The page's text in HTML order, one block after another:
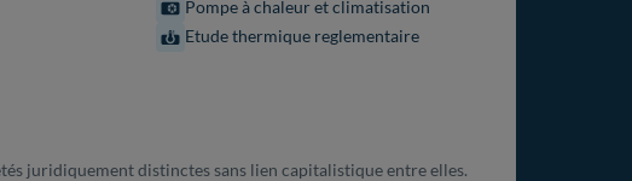
Pompe à chaleur et climatisation
Etude thermique reglementaire
juridiquement distinctes sans lien capitalistique entre elles.